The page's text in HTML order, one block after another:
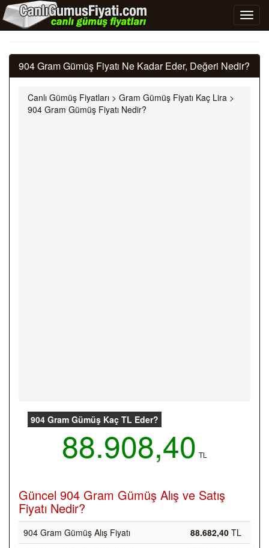
904 Gram Gümüş Fiyatı Ne Kadar Eder, Değeri Nedir?
Canlı Gümüş Fiyatları > Gram Gümüş Fiyatı Kaç Lira >
904 Gram Gümüş Fiyatı Nedir?
904 Gram Gümüş Kaç TL Eder?
88.908,40 TL
Güncel 904 Gram Gümüş Alış ve Satış
Fiyatı Nedir?
904 Gram Gümüş Alış Fiyatı 88.682,40 TL